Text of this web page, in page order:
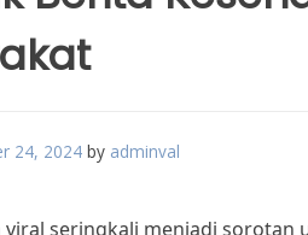
24, 2024 by adminval
viral seringkali menjadi sorotan